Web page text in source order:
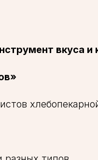
вкуса и